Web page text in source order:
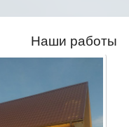
Наши работы